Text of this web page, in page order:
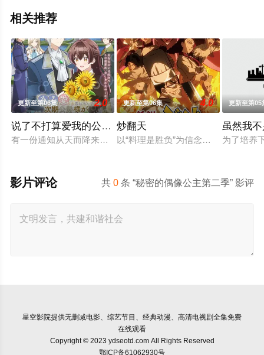
相关推荐
更新至第06集 2.0
说了不打算爱我的公爵继承人，不知为何对我宠爱有加
有一份通知从天而降来到没落贵族的千金，艾尔莎的身边。那
更新至第06集 4.0
炒翻天
以“料理是胜负”为信念、“中国菜霸
更新至第05
虽然我
为了培养
共0 条 “秘密的偶像公主第二季” 影评
影片评论
星空影院提供无删减电影、综艺节目、经典动漫、高清电视剧全集免费
在线观看
Copyright © 2023 ydseotd.com All Rights Reserved
鄂ICP备61062930号